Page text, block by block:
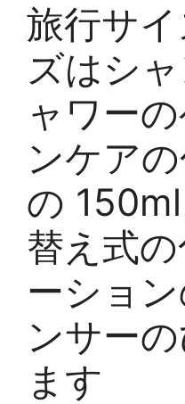
旅行サ
ズはシ
ャワー
ンケア
の
替え式
ーショ
ンサー
ます